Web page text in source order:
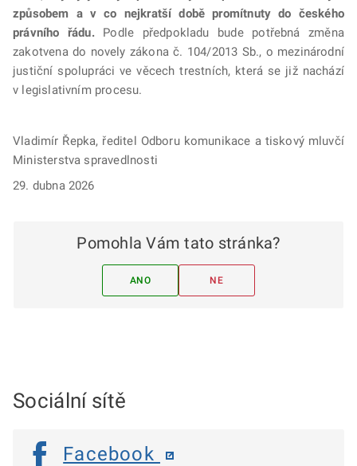
způsobem a v co nejkratší době promítnuty do českého
právního řádu.Podle předpokladu bude potřebná změna
zakotvena do novely zákona č. 104/2013 Sb., o mezinárodní
justiční spolupráci ve věcech trestních, která se již nachází
v legislativním procesu.
Vladimír Řepka, ředitel Odboru komunikace a tiskový mluvčí
Ministerstva spravedlnosti
29. dubna 2026
Pomohla Vám tato stránka?
ANO NE
Sociální sítě
Facebook